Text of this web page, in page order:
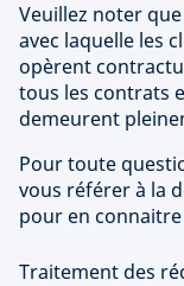
Veuillez noter
avec laquelle les
opèrent
tous les contrats
demeurent
Pour toute
vous référer à la
pour en
Traitement des